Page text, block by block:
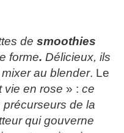
de smoothies
forme. Délicieux, ils
au blender. Le
vie en rose » : ce
de la
qui gouverne